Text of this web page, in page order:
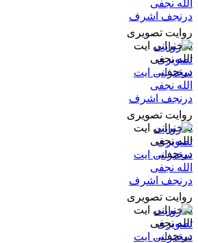
روایت تصویری
سخنرانی ایت
الله نجفی
درنجف...
روایت تصویری
سخنرانی ایت
الله نجفی
درنجف...
روایت تصویری
سخنرانی ایت
الله نجفی
درنجف...